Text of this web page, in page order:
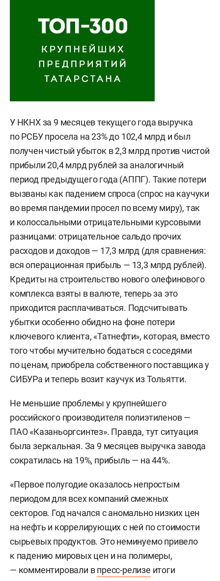
У НКНХ за 9 месяцев текущего года выручка
по РСБУ просела на 23% до 102,4 млрд и был
получен чистый убыток в 2,3 млрд против чистой
прибыли 20,4 млрд рублей за аналогичный
период предыдущего года (АППГ). Такие потери
вызваны как падением спроса (спрос на каучуки
во время пандемии просел по всему миру), так
и колоссальными отрицательными курсовыми
разницами: отрицательное сальдо прочих
расходов и доходов — 17,3 млрд (для сравнения:
вся операционная прибыль — 13,3 млрд рублей).
Кредиты на строительство нового олефинового
комплекса взяты в валюте, теперь за это
приходится расплачиваться. Подсчитывать
убытки особенно обидно на фоне потери
ключевого клиента, «Татнефти», которая, вместо
того чтобы мучительно бодаться с соседями
по ценам, приобрела собственного поставщика у
СИБУРа и теперь возит каучук из Тольятти.
Не меньшие проблемы у крупнейшего
российского производителя полиэтиленов —
ПАО «Казаньоргсинтез». Правда, тут ситуация
была зеркальная. За 9 месяцев выручка завода
сократилась на 19%, прибыль — на 44%.
«Первое полугодие оказалось непростым
периодом для всех компаний смежных
секторов. Год начался с аномально низких цен
на нефть и коррелирующих с ней по стоимости
сырьевых продуктов. Это неминуемо привело
к падению мировых цен и на полимеры,
— комментировали впресс-релизе итоги